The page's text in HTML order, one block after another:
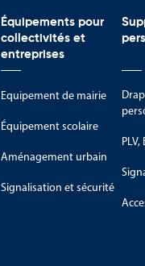
Équipements pour
collectivités et
entreprises
Equipement de mairie
Équipement scolaire
Aménagement urbain
Signalisation et sécurité